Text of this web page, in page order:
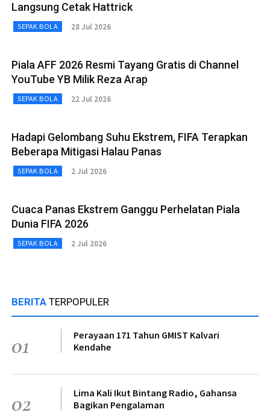
Langsung Cetak Hattrick
SEPAK BOLA 28 Jul 2026
Piala AFF 2026 Resmi Tayang Gratis di Channel
YouTube YB Milik Reza Arap
SEPAK BOLA 22 Jul 2026
Hadapi Gelombang Suhu Ekstrem, FIFA Terapkan
Beberapa Mitigasi Halau Panas
SEPAK BOLA 2 Jul 2026
Cuaca Panas Ekstrem Ganggu Perhelatan Piala
Dunia FIFA 2026
SEPAK BOLA 2 Jul 2026
BERITA TERPOPULER
01
Perayaan 171 Tahun GMIST Kalvari
Kendahe
02
Lima Kali Ikut Bintang Radio, Gahansa
Bagikan Pengalaman